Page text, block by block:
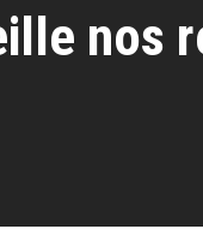
nos